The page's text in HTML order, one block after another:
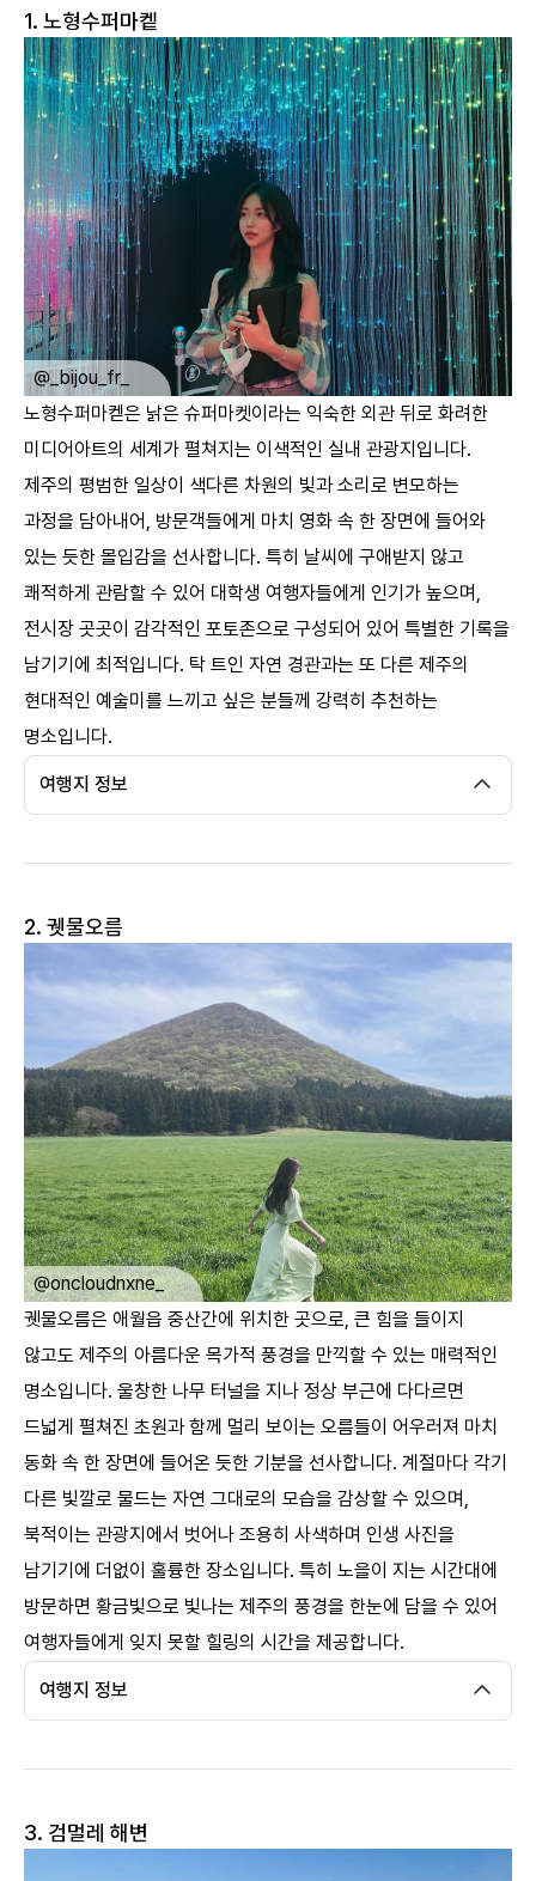
1. 노형수퍼마켙
@h__nzz_
노형수퍼마켇은 낡은 슈퍼마켓이라는 익숙한 외관 뒤로 화려한
미디어아트의 세계가 펼쳐지는 이색적인 실내 관광지입니다.
제주의 평범한 일상이 색다른 차원의 빛과 소리로 변모하는
과정을 담아내어, 방문객들에게 마치 영화 속 한 장면에 들어와
있는 듯한 몰입감을 선사합니다. 특히 날씨에 구애받지 않고
쾌적하게 관람할 수 있어 대학생 여행자들에게 인기가 높으며,
전시장 곳곳이 감각적인 포토존으로 구성되어 있어 특별한 기록을
남기기에 최적입니다. 탁 트인 자연 경관과는 또 다른 제주의
현대적인 예술미를 느끼고 싶은 분들께 강력히 추천하는
명소입니다.
여행지 정보
2. 궷물오름
@oncloudnxne_ ㅤ
궷물오름은 애월읍 중산간에 위치한 곳으로, 큰 힘을 들이지
않고도 제주의 아름다운 목가적 풍경을 만끽할 수 있는 매력적인
명소입니다. 울창한 나무 터널을 지나 정상 부근에 다다르면
드넓게 펼쳐진 초원과 함께 멀리 보이는 오름들이 어우러져 마치
동화 속 한 장면에 들어온 듯한 기분을 선사합니다. 계절마다 각기
다른 빛깔로 물드는 자연 그대로의 모습을 감상할 수 있으며,
북적이는 관광지에서 벗어나 조용히 사색하며 인생 사진을
남기기에 더없이 훌륭한 장소입니다. 특히 노을이 지는 시간대에
방문하면 황금빛으로 빛나는 제주의 풍경을 한눈에 담을 수 있어
여행자들에게 잊지 못할 힐링의 시간을 제공합니다. ​
여행지 정보
3. 검멀레 해변